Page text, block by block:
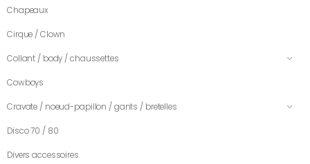
Chapeaux
Cirque / Clown
Collant / body / chaussettes
Cowboys
Cravate / noeud-papillon / gants / bretelles
Disco 70 / 80
Divers accessoires